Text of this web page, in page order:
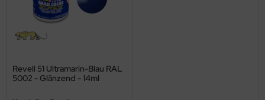
Revell 51 Ultramarin-Blau RAL
5002 - Glänzend - 14ml